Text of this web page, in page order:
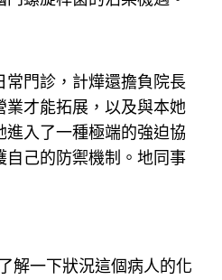
門診，計燁還擔負院長
業才能拓展，以及與本她
進入了一種極端的強迫協
自己的防禦機制。地同事
一下狀況這個病人的化